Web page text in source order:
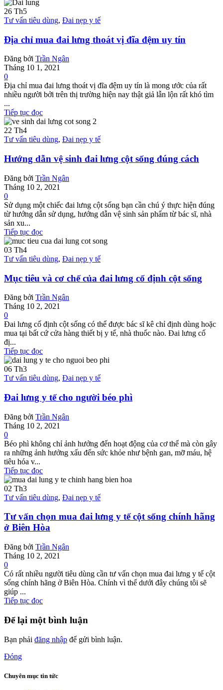
26 Th5
Tư vấn tiêu dùng, Đai nẹp y tế
Địa chỉ mua đai lưng thoát vị đĩa đệm uy tín
Đăng bởi Trần Ngân
Tháng 10 1, 2021
0
Địa chỉ mua đai lưng thoát vị đĩa đệm uy tín là mong ước của rất
nhiều người bởi trên thị trường hiện nay thật giả lẫn lộn rất khó tìm
...
Tiếp tục đọc
22 Th4
Tư vấn tiêu dùng, Đai nẹp y tế
Hướng dẫn vệ sinh đai lưng cột sống đúng cách
Đăng bởi Trần Ngân
Tháng 10 2, 2021
0
Sử dụng một chiếc đai lưng cột sống bạn cần chú ý thực hiện đúng
từ hướng dẫn sử dụng, hướng dẫn vệ sinh sản phẩm từ bác sĩ, nhà
sản xu...
Tiếp tục đọc
03 Th4
Tư vấn tiêu dùng, Đai nẹp y tế
Mục tiêu và cơ chế của đai lưng cố định cột sống
Đăng bởi Trần Ngân
Tháng 10 2, 2021
0
Đai lưng cố định cột sống có thể được bác sĩ kê chỉ định dùng hoặc
mua tại bất cứ cửa hàng thiết bị y tế, nhà thuốc nào. Đai lưng cố
đị...
Tiếp tục đọc
06 Th3
Tư vấn tiêu dùng, Đai nẹp y tế
Đai lưng y tế cho người béo phì
Đăng bởi Trần Ngân
Tháng 10 2, 2021
0
Béo phì không chỉ ảnh hưởng đến hoạt động của cơ thể mà còn gây
ra những ảnh hưởng xấu đến sức khỏe như bệnh gan, mỡ máu, hệ
tiêu hóa v...
Tiếp tục đọc
02 Th3
Tư vấn tiêu dùng, Đai nẹp y tế
Tư vấn chọn mua đai lưng y tế cột sống chính hãng
ở Biên Hòa
Đăng bởi Trần Ngân
Tháng 10 2, 2021
0
Có rất nhiều người tiêu dùng cần tư vấn chọn mua đai lưng y tế cột
sống chính hãng ở Biên Hòa. Chính vì thế dưới đây chúng tôi sẽ
giúp ...
Tiếp tục đọc
Để lại một bình luận
Bạn phải đăng nhập để gửi bình luận.
Đóng
Chuyên mục tin tức